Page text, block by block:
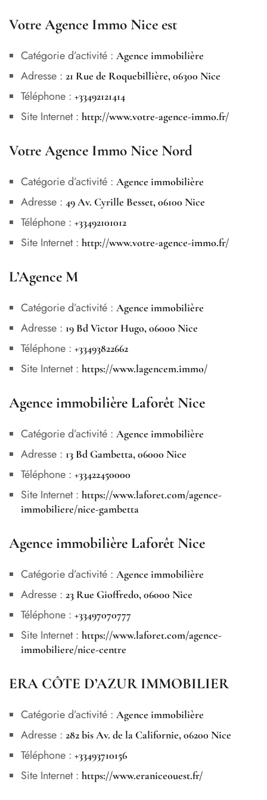
Votre Agence Immo Nice est
Catégorie d’activité : Agence immobilière
Adresse : 21 Rue de Roquebillière, 06300 Nice
Téléphone : +33492121414
Site Internet : http://www.votre-agence-immo.fr/
Votre Agence Immo Nice Nord
Catégorie d’activité : Agence immobilière
Adresse : 49 Av. Cyrille Besset, 06100 Nice
Téléphone : +33492101012
Site Internet : http://www.votre-agence-immo.fr/
L’Agence M
Catégorie d’activité : Agence immobilière
Adresse : 19 Bd Victor Hugo, 06000 Nice
Téléphone : +33493822662
Site Internet : https://www.lagencem.immo/
Agence immobilière Laforêt Nice
Catégorie d’activité : Agence immobilière
Adresse : 13 Bd Gambetta, 06000 Nice
Téléphone : +33422450000
Site Internet : https://www.laforet.com/agence-
immobiliere/nice-gambetta
Agence immobilière Laforêt Nice
Catégorie d’activité : Agence immobilière
Adresse : 23 Rue Gioffredo, 06000 Nice
Téléphone : +33497070777
Site Internet : https://www.laforet.com/agence-
immobiliere/nice-centre
ERA CÔTE D’AZUR IMMOBILIER
Catégorie d’activité : Agence immobilière
Adresse : 282 bis Av. de la Californie, 06200 Nice
Téléphone : +33493710156
Site Internet : https://www.eraniceouest.fr/